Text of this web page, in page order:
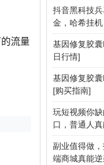
流量
抖音黑科技
金，哈希挂
基因修复胶
日行情]
基因修复胶
[购买指南]
玩短视频你
口，普通人真
副业值得做
端商城真能